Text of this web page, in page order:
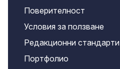
Поверителност
Условия за ползване
Редакционни стандарти
Портфолио